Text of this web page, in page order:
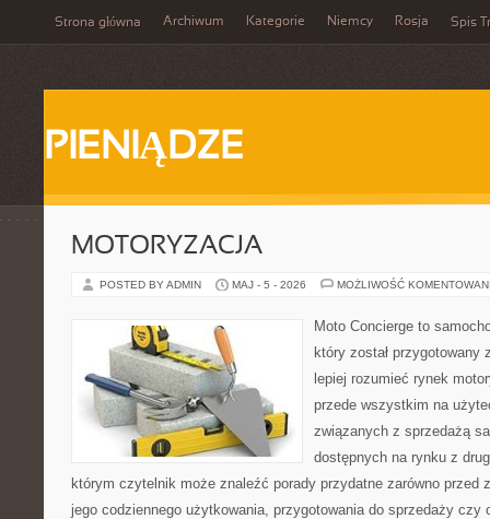
Strona główna Archiwum Kategorie Niemcy Rosja Spis
PIENIĄDZE
MOTORYZACJA
POSTED BY ADMIN MAJ - 5 - 2026 MOŻLIWOŚĆ
Moto Concierge to
który został
lepiej rozumieć rynek
przede wszystkim na
związanych z sprzedażą
dostępnych na rynku z
którym czytelnik może znaleźć porady przydatne zarówno przed
jego codziennego użytkowania, przygotowania do sprzedaży czy